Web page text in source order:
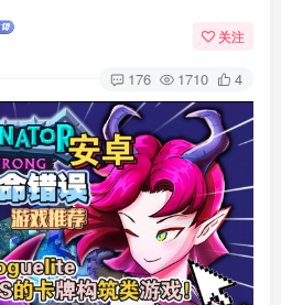
关注
176 1710 4